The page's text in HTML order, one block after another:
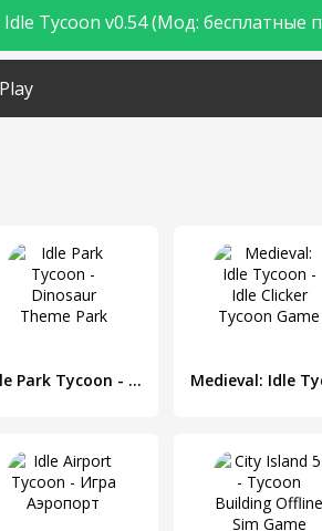
Tycoon v0.54 (Мод: бесплатные
Idle Park Tycoon - Dinosaur Theme Park